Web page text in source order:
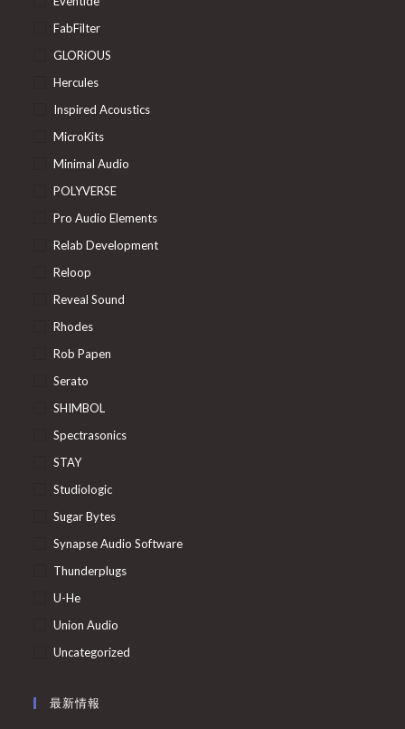
FabFilter
GLORiOUS
Hercules
Inspired Acoustics
MicroKits
Minimal Audio
POLYVERSE
Pro Audio Elements
Relab Development
Reloop
Reveal Sound
Rhodes
Rob Papen
Serato
SHIMBOL
Spectrasonics
STAY
Studiologic
Sugar Bytes
Synapse Audio Software
Thunderplugs
U-He
Union Audio
Uncategorized
最新情報